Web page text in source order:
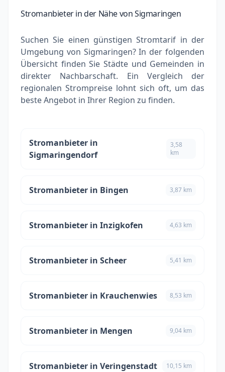
Stromanbieter in der Nähe von Sigmaringen
Suchen Sie einen günstigen Stromtarif in der
Umgebung von Sigmaringen? In der folgenden
Übersicht finden Sie Städte und Gemeinden in
direkter Nachbarschaft. Ein Vergleich der
regionalen Strompreise lohnt sich oft, um das
beste Angebot in Ihrer Region zu finden.
Stromanbieter in
Sigmaringendorf
3,58
km
Stromanbieter in Bingen 3,87 km
Stromanbieter in Inzigkofen 4,63 km
Stromanbieter in Scheer 5,41 km
Stromanbieter in Krauchenwies 8,53 km
Stromanbieter in Mengen 9,04 km
Stromanbieter in Veringenstadt 10,15 km